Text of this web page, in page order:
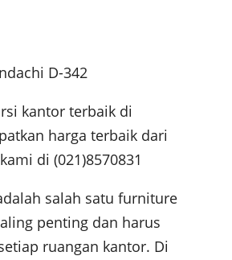
D-342
kantor terbaik di
harga terbaik dari
di (021)8570831
salah satu furniture
penting dan harus
ruangan kantor. Di